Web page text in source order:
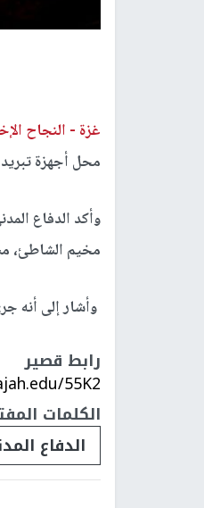
غزة - النجاح
محل أجهزة
وأكد الدفاع
مخيم الشاطئ،
وأشار إلى أنه
رابط قصير
55K2/
الكلمات
الدفاع